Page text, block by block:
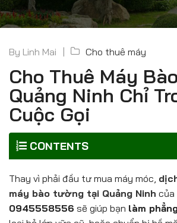
By Linh Mai Cho thuê máy
Cho Thuê Máy
Quảng Ninh Chỉ
Cuộc Gọi
CONTENTS
Thay vì phải đầu tư mua máy móc,
máy bào tường tại Quảng Ninh của
0945558556 sẽ giúp bạn làm